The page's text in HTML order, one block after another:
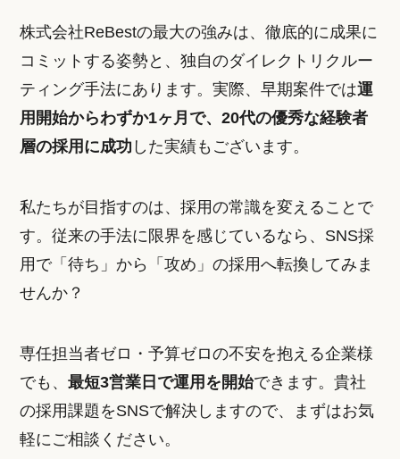
株式会社ReBestの最大の強みは、徹底的に成果に
コミットする姿勢と、独自のダイレクトリクルー
ティング手法にあります。実際、早期案件では運
用開始からわずか1ヶ月で、20代の優秀な経験者
層の採用に成功 した実績もございます。
私たちが目指すのは、採用の常識を変えることで
す。従来の手法に限界を感じているなら、SNS採
用で「待ち」から「攻め」の採用へ転換してみま
せんか？
専任担当者ゼロ・予算ゼロの不安を抱える企業様
でも、最短3営業日で運用を開始できます。貴社
の採用課題をSNSで解決しますので、まずはお気
軽にご相談ください。